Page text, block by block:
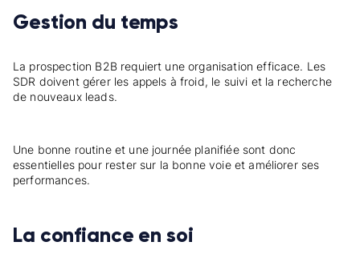
Gestion du temps
La prospection B2B requiert une organisation efficace. Les
SDR doivent gérer les appels à froid, le suivi et la recherche
de nouveaux leads.
Une bonne routine et une journée planifiée sont donc
essentielles pour rester sur la bonne voie et améliorer ses
performances.
La confiance en soi